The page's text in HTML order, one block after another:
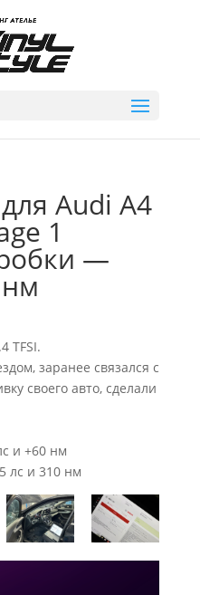
Audi A4
1
—
TFSI.
заранее связался с
своего авто, сделали
и +60 нм
лс и 310 нм